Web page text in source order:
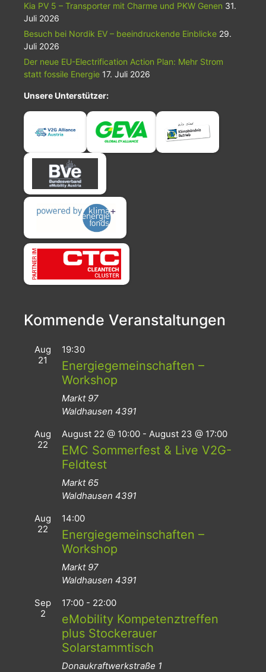
Kia PV 5 – Transporter mit Charme und PKW Genen 31.
Juli 2026
Besuch bei Nordik EV – beeindruckende Einblicke 29.
Juli 2026
Der neue EU-Electrification Action Plan: Mehr Strom
statt fossile Energie 17. Juli 2026
Unsere Unterstützer:
Kommende Veranstaltungen
Aug
21
19:30
Energiegemeinschaften –
Workshop
Markt 97
Waldhausen 4391
Aug
22
August 22 @ 10:00 - August 23 @ 17:00
EMC Sommerfest & Live V2G-
Feldtest
Markt 65
Waldhausen 4391
Aug
22
14:00
Energiegemeinschaften –
Workshop
Markt 97
Waldhausen 4391
Sep
2
17:00 - 22:00
eMobility Kompetenztreffen
plus Stockerauer
Solarstammtisch
Donaukraftwerkstraße 1